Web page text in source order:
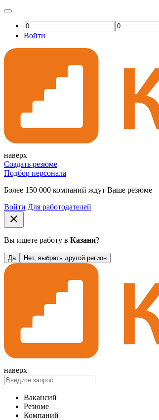
Войти
наверх
Создать резюме
Подбор персонала
Более 150 000 компаний ждут Ваше резюме
Войти Для работодателей
close
Вы ищете работу в Казани?
Да Нет, выбрать другой регион
наверх
Вакансий
Резюме
Компаний